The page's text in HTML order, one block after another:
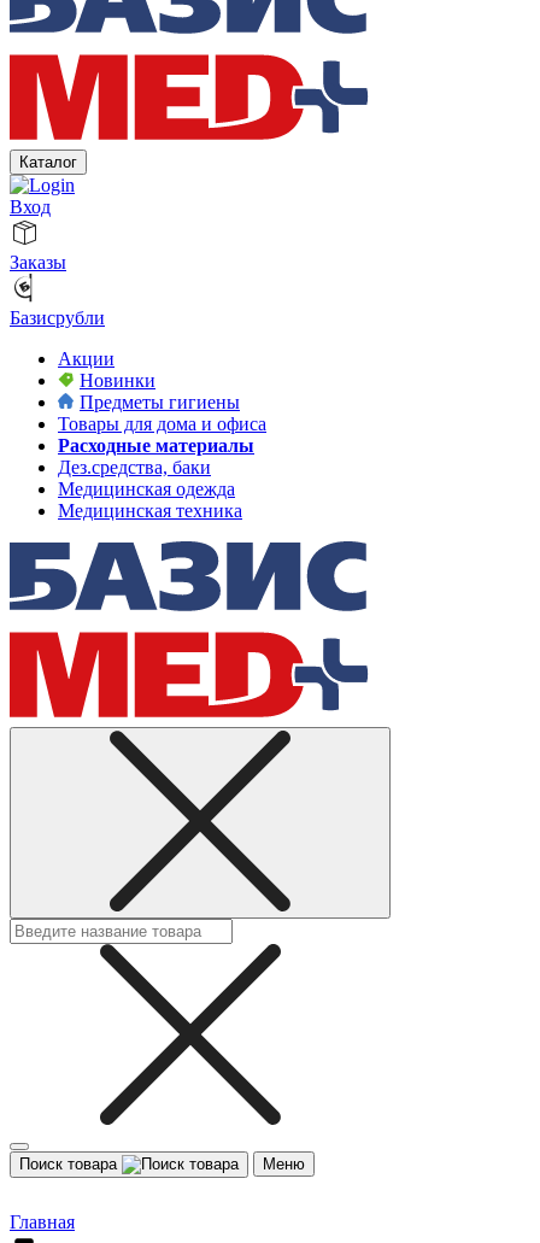
Каталог
Вход
Заказы
Базисрубли
Акции
Новинки
Предметы гигиены
Товары для дома и офиса
Расходные материалы
Дез.средства, баки
Медицинская одежда
Медицинская техника
Поиск товара Меню
Главная